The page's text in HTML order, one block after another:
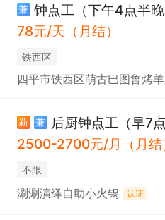
兼 钟点工（下午4点半晚
78元/天（月结）
铁西区
四平市铁西区萌古巴图鲁烤
新 兼 后厨钟点工（早7
2500-2700元/月（月结
不限
涮涮演绎自助小火锅 认证